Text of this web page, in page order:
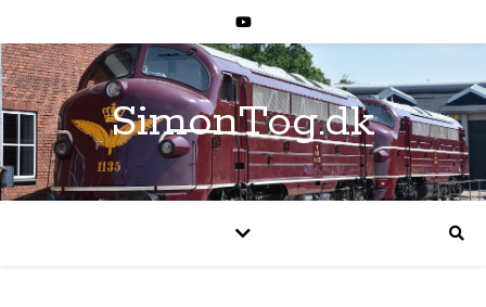
SimonTog.dk